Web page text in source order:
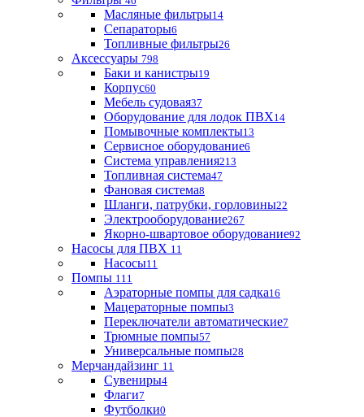
Масляные фильтры14
Сепараторы6
Топливные фильтры26
Аксессуары 798
Баки и канистры19
Корпус60
Мебель судовая37
Оборудование для лодок ПВХ14
Помывочные комплекты13
Сервисное оборудование6
Система управления213
Топливная система47
Фановая система8
Шланги, патрубки, горловины22
Электрооборудование267
Якорно-швартовое оборудование92
Насосы для ПВХ 11
Насосы11
Помпы 111
Аэраторные помпы для садка16
Мацераторные помпы3
Переключатели автоматические7
Трюмные помпы57
Универсальные помпы28
Мерчандайзинг 11
Сувениры4
Флаги7
Футболки0